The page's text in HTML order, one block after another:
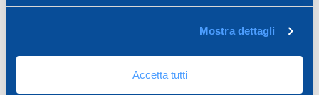
Mostra dettagli
Accetta tutti